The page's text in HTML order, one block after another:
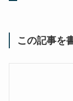
この記事を